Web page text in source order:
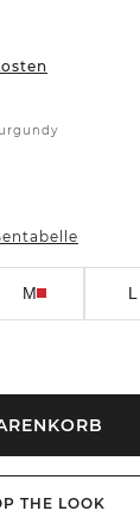
M L
THE LOOK